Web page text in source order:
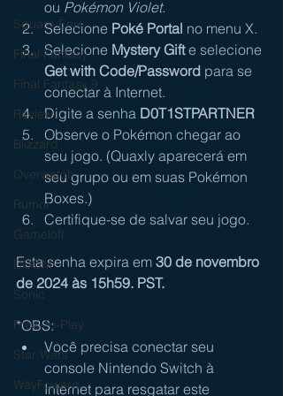
Square Enix
Final Fantasy
Final Fantasy 9
Review
Blizzard
Overwatch
Rumor
Gameloft
DOOM
Sonic
Free-To-Play
Star Wars
WayFoward
ou Pokémon Violet.
Selecione Poké Portal no menu X.
Selecione Mystery Gift e selecione
Get with Code/Password para se
conectar à Internet.
Digite a senha D0T1STPARTNER
Observe o Pokémon chegar ao
seu jogo. (Quaxly aparecerá em
seu grupo ou em suas Pokémon
Boxes.)
Certifique-se de salvar seu jogo.
Esta senha expira em 30 de novembro
de 2024 às 15h59. PST.
*OBS:
Você precisa conectar seu
console Nintendo Switch à
Internet para resgatar este